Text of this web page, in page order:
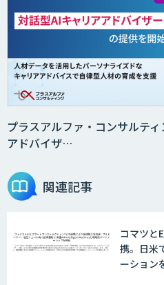
プラスアルファ・コンサルテ
アドバイザ…
関連記事
コマツと
携。日米
ーション